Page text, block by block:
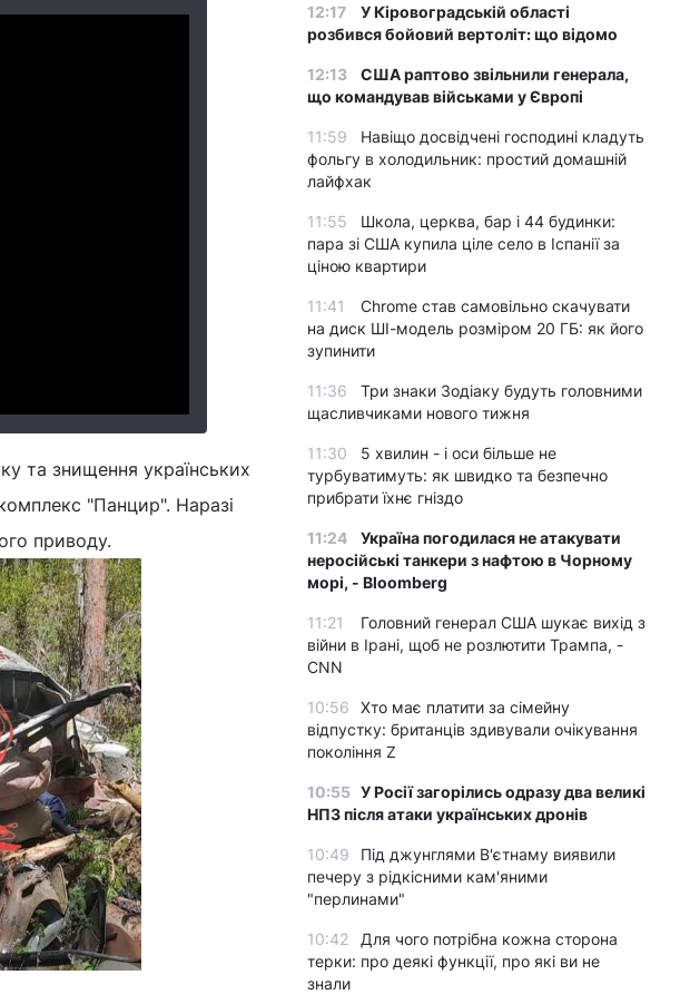
та знищення українських
"Панцир". Наразі
приводу.
12:17
У Кіровоградській області
розбився бойовий вертоліт: що відомо
12:13
США раптово звільнили генерала,
що командував військами у Європі
11:59
Навіщо досвідчені господині кладуть
фольгу в холодильник: простий домашній
лайфхак
11:55
Школа, церква, бар і 44 будинки:
пара зі США купила ціле село в Іспанії за
ціною квартири
11:41
Chrome став самовільно скачувати
на диск ШІ-модель розміром 20 ГБ: як його
зупинити
11:36
Три знаки Зодіаку будуть головними
щасливчиками нового тижня
11:30
5 хвилин - і оси більше не
турбуватимуть: як швидко та безпечно
прибрати їхнє гніздо
11:24
Україна погодилася не атакувати
неросійські танкери з нафтою в Чорному
морі, - Bloomberg
11:21
Головний генерал США шукає вихід з
війни в Ірані, щоб не розлютити Трампа, -
CNN
10:56
Хто має платити за сімейну
відпустку: британців здивували очікування
покоління Z
10:55 У Росії загорілись одразу два великі
НПЗ після атаки українських дронів
10:49
Під джунглями В'єтнаму виявили
печеру з рідкісними кам'яними
"перлинами"
10:42
Для чого потрібна кожна сторона
терки: про деякі функції, про які ви не
знали